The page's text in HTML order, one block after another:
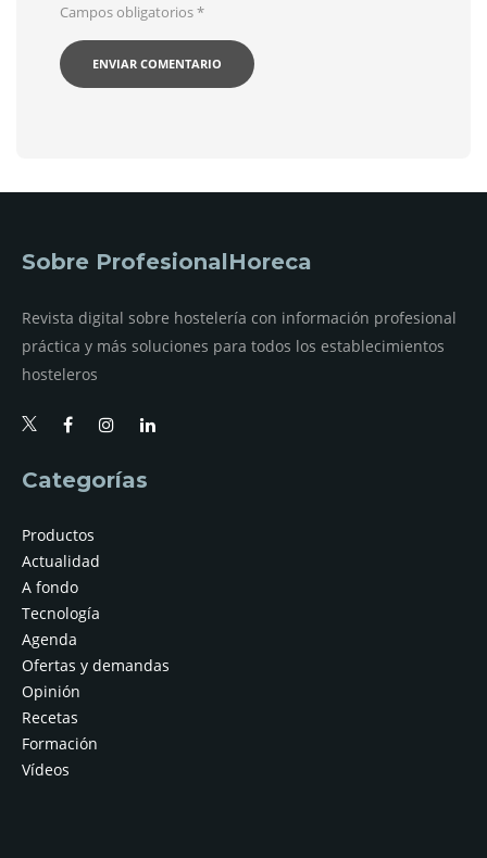
Campos obligatorios*
Sobre ProfesionalHoreca
Revista digital sobre hostelería con información profesional
práctica y más soluciones para todos los establecimientos
hosteleros
Categorías
Productos
Actualidad
A fondo
Tecnología
Agenda
Ofertas y demandas
Opinión
Recetas
Formación
Vídeos